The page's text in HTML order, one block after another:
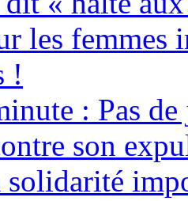
les femmes
!
: Pas
son